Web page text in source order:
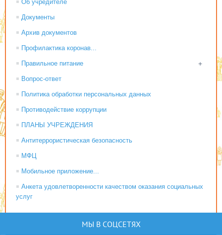
Об учредителе
Документы
Архив документов
Профилактика коронав...
+
Правильное питание
Вопрос-ответ
Политика обработки персональных данных
Противодействие коррупции
ПЛАНЫ УЧРЕЖДЕНИЯ
Антитеррористическая безопасность
МФЦ
Мобильное приложение...
Анкета удовлетворенности качеством оказания социальных
услуг
МЫ В СОЦСЕТЯХ